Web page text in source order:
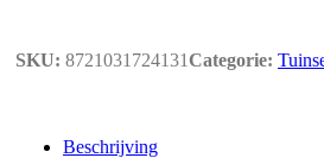
SKU: 8721031724131Categorie:
Beschrijving